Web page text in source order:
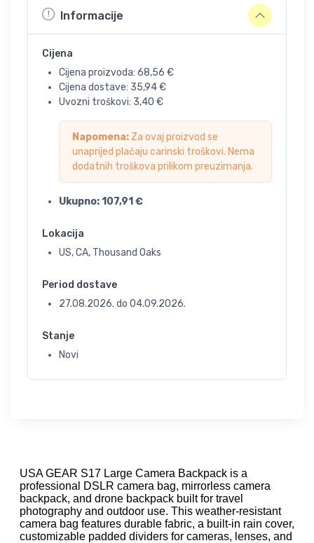
Informacije
Cijena
Cijena proizvoda: 68,56 €
Cijena dostave: 35,94€
Uvozni troškovi: 3,40 €
Napomena: Za ovaj proizvod se
unaprijed plaćaju carinski troškovi. Nema
dodatnih troškova prilikom preuzimanja.
Ukupno:107,91 €
Lokacija
US, CA, Thousand Oaks
Period dostave
27.08.2026. do 04.09.2026.
Stanje
Novi